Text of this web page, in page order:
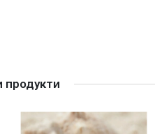
продукти